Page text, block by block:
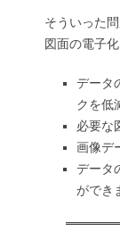
そういった
図面の電子
データ
クを低
必要な
画像デ
データ
ができ